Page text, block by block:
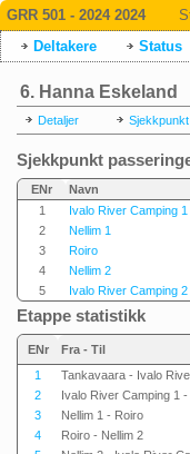
GRR 501 - 2024 2024
Deltakere
Status
6. Hanna Eskeland
Detaljer Sjekkpunkt
Sjekkpunkt
ENr Navn
1
Ivalo River Camping 1
2
Nellim 1
3
Roiro
4
Nellim 2
5
Ivalo River Camping 2
Etappe statistikk
ENr Fra - Til
1
Tankavaara - Ivalo
2
Ivalo River Camping 1 -
3
Nellim 1 - Roiro
4
Roiro - Nellim 2